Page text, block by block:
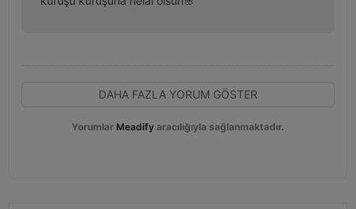
DAHA FAZLA YORUM GÖSTER
Yorumlar Meadify aracılığıyla sağlanmaktadır.